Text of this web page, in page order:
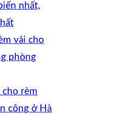
nhất,
vải cho
phòng
cho rèm
công ở Hà